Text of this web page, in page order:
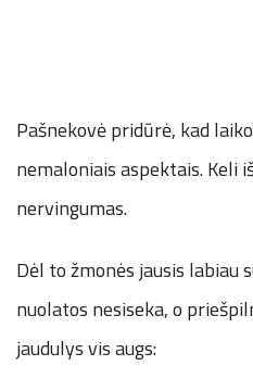
Pašnekovė pridūrė, kad
nemaloniais aspektais. Keli
nervingumas.
Dėl to žmonės jausis labiau
nuolatos nesiseka, o
jaudulys vis augs: